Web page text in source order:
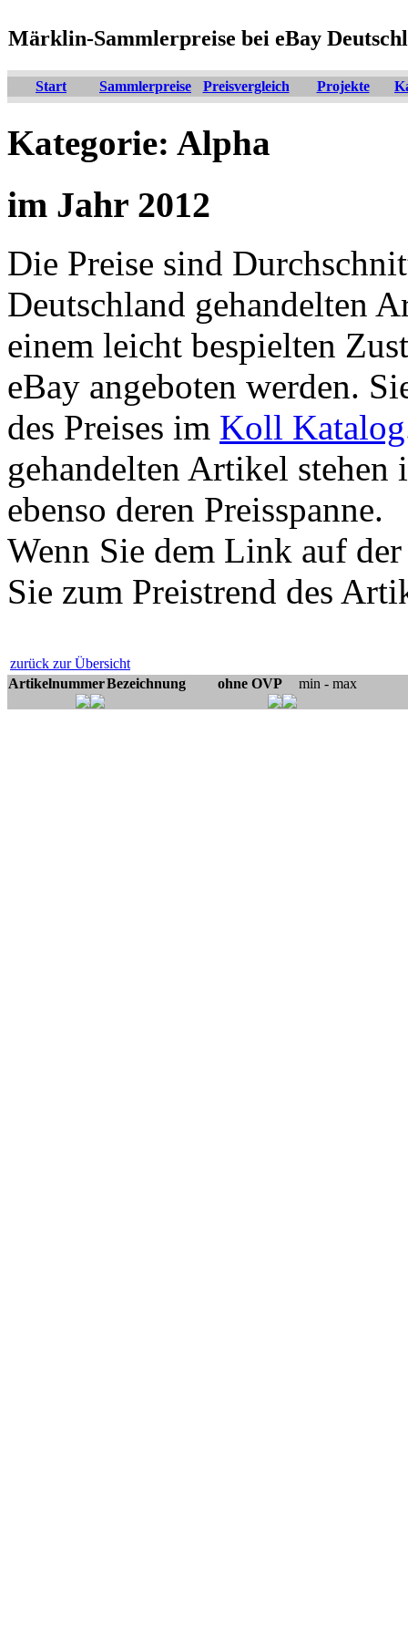
Märklin-Sammlerpreise bei eBay
Start Sammlerpreise Preisvergleich Projekte
Kategorie: Alpha
im Jahr 2012
Die Preise sind
Deutschland gehandelten
einem leicht bespielten
eBay angeboten werden.
des Preises im Koll Katalog
gehandelten Artikel
ebenso deren Preisspanne.
Wenn Sie dem Link auf
Sie zum Preistrend des
zurück zur Übersicht
ArtikelnummerBezeichnung ohne OVP min - max